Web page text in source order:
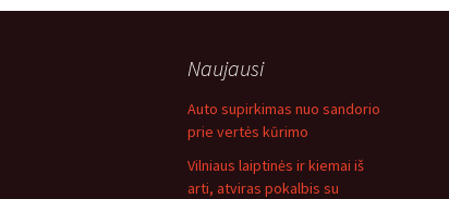
Naujausi
Auto supirkimas nuo sandorio
prie vertės kūrimo
Vilniaus laiptinės ir kiemai iš
arti, atviras pokalbis su